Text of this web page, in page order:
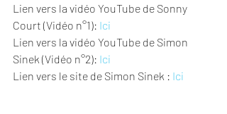
Lien vers la vidéo YouTube de Sonny
Court (Vidéo n°1): Ici
Lien vers la vidéo YouTube de Simon
Sinek (Vidéo n°2): Ici
Lien vers le site de Simon Sinek : Ici